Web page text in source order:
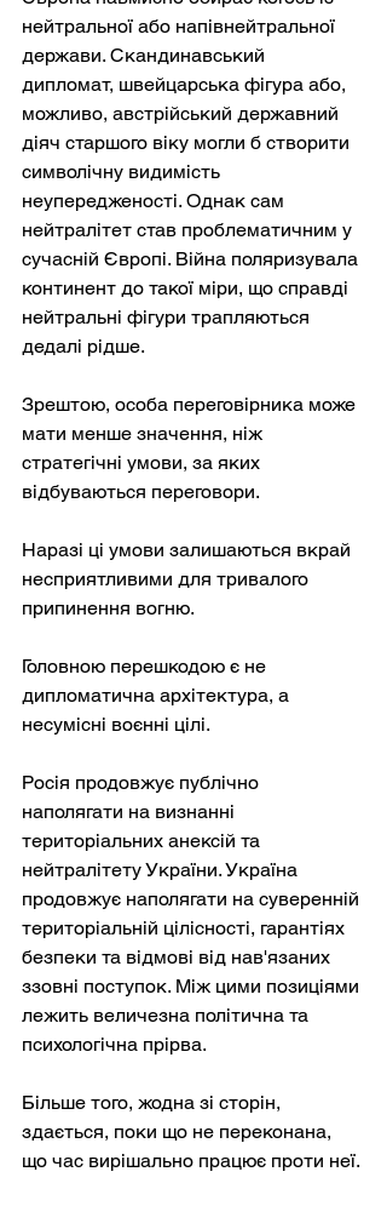
нейтральної або напівнейтральної
держави. Скандинавський
дипломат, швейцарська фігура або,
можливо, австрійський державний
діяч старшого віку могли б створити
символічну видимість
неупередженості. Однак сам
нейтралітет став проблематичним у
сучасній Європі. Війна поляризувала
континент до такої міри, що справді
нейтральні фігури трапляються
дедалі рідше.
Зрештою, особа переговірника може
мати менше значення, ніж
стратегічні умови, за яких
відбуваються переговори.
Наразі ці умови залишаються вкрай
несприятливими для тривалого
припинення вогню.
Головною перешкодою є не
дипломатична архітектура, а
несумісні воєнні цілі.
Росія продовжує публічно
наполягати на визнанні
територіальних анексій та
нейтралітету України. Україна
продовжує наполягати на суверенній
територіальній цілісності, гарантіях
безпеки та відмові від нав'язаних
ззовні поступок. Між цими позиціями
лежить величезна політична та
психологічна прірва.
Більше того, жодна зі сторін,
здається, поки що не переконана,
що час вирішально працює проти неї.